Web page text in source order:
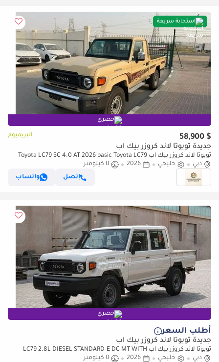
استجابة سريعة
حصري
$ 58,900 البريميوم
جديدة تويوتا لاند كروزر بيك آب
تويوتا لاند كروزر بيك آب Toyota LC79 SC 4.0 AT 2026 basic Toyota LC79
4.0 AT 2026 Basic
دبي خليجي 2026
0 كيلومتر
إتصل
واتساب
حصري
أطلب السعر
جديدة تويوتا لاند كروزر بيك آب
تويوتا لاند كروزر بيك آب LC79 2.8L DIESEL STANDARD-E DC MT WITH
DIFF-LOCK 2026MY
دبي خليجي 2026
0 كيلومتر